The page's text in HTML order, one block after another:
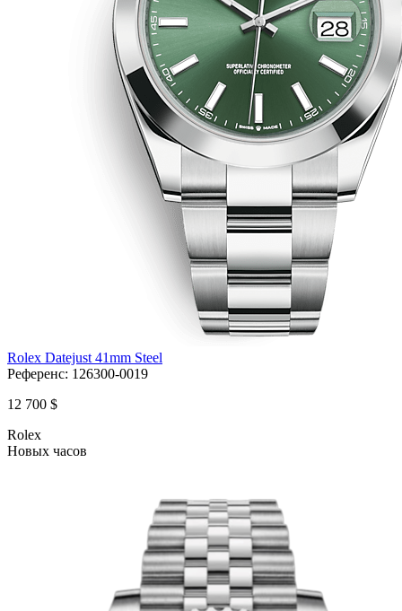
Rolex Datejust 41mm Steel
Референс: 126300-0019
12 700 $
Rolex
Новых часов